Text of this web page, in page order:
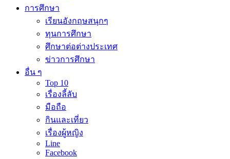
การศึกษา
เรียนอังกฤษสนุกๆ
ทุนการศึกษา
ศึกษาต่อต่างประเทศ
ข่าวการศึกษา
อื่น ๆ
Top 10
เรื่องลี้ลับ
มือถือ
กินและเที่ยว
เรื่องผู้หญิง
Line
Facebook